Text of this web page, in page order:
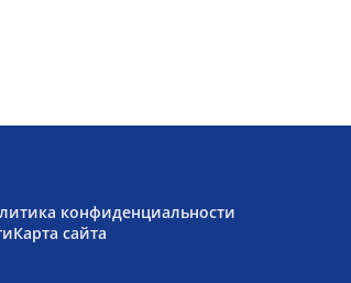
конфиденциальности
Карта сайта